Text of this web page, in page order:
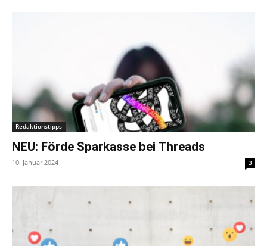
Redaktionstipps
NEU: Förde Sparkasse bei Threads
10. Januar 2024 3